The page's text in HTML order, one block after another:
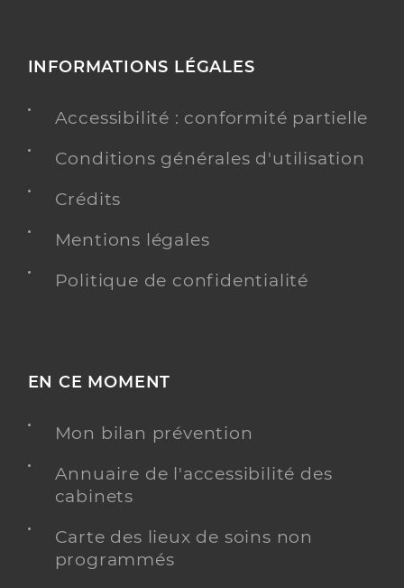
INFORMATIONS LÉGALES
Accessibilité : conformité partielle
Conditions générales d'utilisation
Crédits
Mentions légales
Politique de confidentialité
EN CE MOMENT
Mon bilan prévention
Annuaire de l'accessibilité des
cabinets
Carte des lieux de soins non
programmés